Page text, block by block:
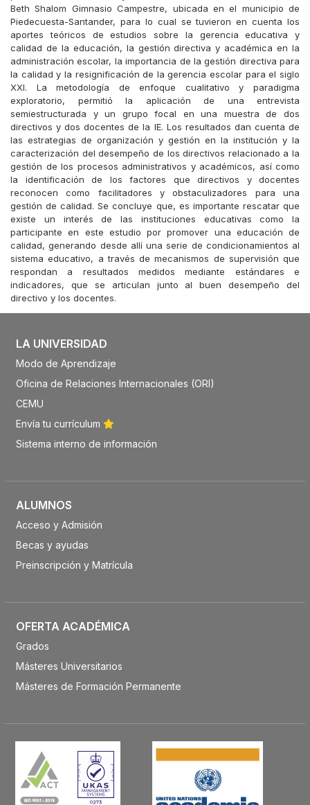
Beth Shalom Gimnasio Campestre, ubicada en el municipio de
Piedecuesta-Santander, para lo cual se tuvieron en cuenta los
aportes teóricos de estudios sobre la gerencia educativa y
calidad de la educación, la gestión directiva y académica en la
administración escolar, la importancia de la gestión directiva para
la calidad y la resignificación de la gerencia escolar para el siglo
XXI. La metodología de enfoque cualitativo y paradigma
exploratorio, permitió la aplicación de una entrevista
semiestructurada y un grupo focal en una muestra de dos
directivos y dos docentes de la IE. Los resultados dan cuenta de
las estrategias de organización y gestión en la institución y la
caracterización del desempeño de los directivos relacionado a la
gestión de los procesos administrativos y académicos, así como
la identificación de los factores que directivos y docentes
reconocen como facilitadores y obstaculizadores para una
gestión de calidad. Se concluye que, es importante rescatar que
existe un interés de las instituciones educativas como la
participante en este estudio por promover una educación de
calidad, generando desde allí una serie de condicionamientos al
sistema educativo, a través de mecanismos de supervisión que
respondan a resultados medidos mediante estándares e
indicadores, que se articulan junto al buen desempeño del
directivo y los docentes.
LA UNIVERSIDAD
Modo de Aprendizaje
Oficina de Relaciones Internacionales (ORI)
CEMU
Envía tu currículum
Sistema interno de información
ALUMNOS
Acceso y Admisión
Becas y ayudas
Preinscripción y Matrícula
OFERTA ACADÉMICA
Grados
Másteres Universitarios
Másteres de Formación Permanente